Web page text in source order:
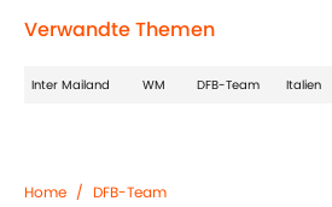
Verwandte Themen
Inter Mailand WM DFB-Team Italien
Home / DFB-Team